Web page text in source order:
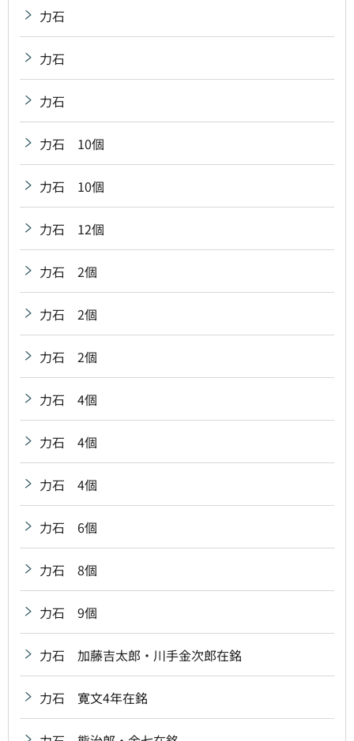
力石
力石
力石
力石 10個
力石 10個
力石 12個
力石 2個
力石 2個
力石 2個
力石 4個
力石 4個
力石 4個
力石 6個
力石 8個
力石 9個
力石 加藤吉太郎・川手金次郎在銘
力石 寛文4年在銘